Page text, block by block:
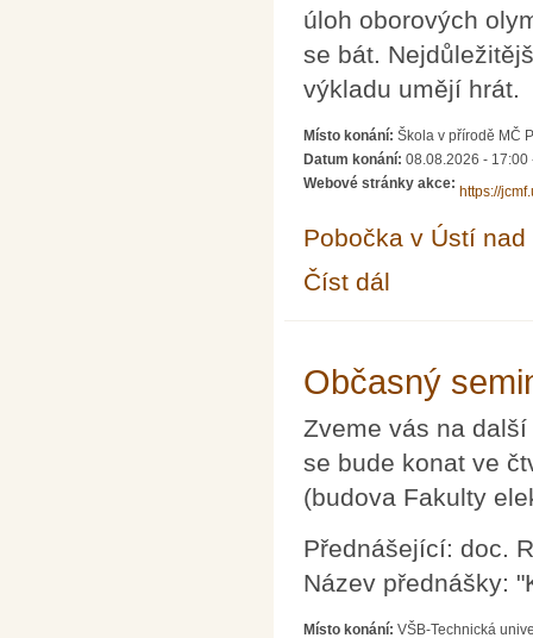
úloh oborových
se bát.
výkladu umějí hrát.
Místo konání: Škola v přírodě MČ
Datum konání: 08.08.2026 - 17:00
Webové stránky akce:
https://
Pobočka v Ústí nad
Číst dál
Občasný
Zveme vás na
se bude konat ve
(budova Fakulty
Přednášející: doc.
Název přednášky:
Místo konání: VŠB-Technická